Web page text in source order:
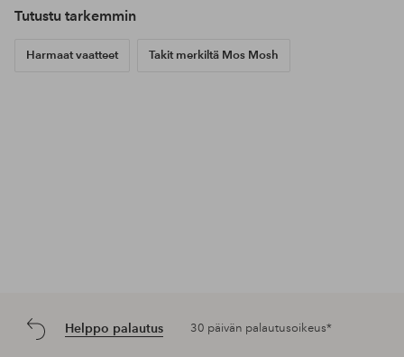
Tutustu tarkemmin
Harmaat vaatteet Takit merkiltä Mos Mosh
Helppo palautus 30 päivän palautusoikeus*